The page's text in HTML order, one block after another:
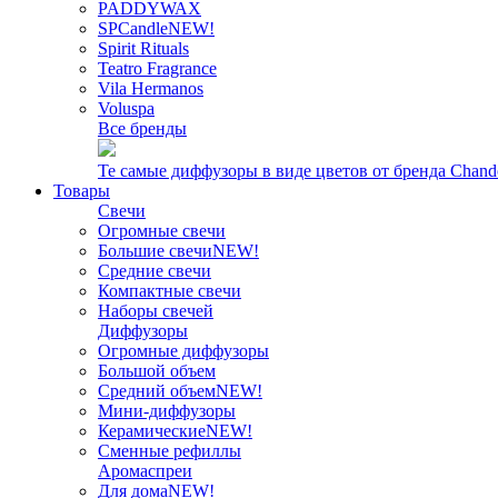
PADDYWAX
SPCandleNEW!
Spirit Rituals
Teatro Fragrance
Vila Hermanos
Voluspa
Все бренды
Те самые диффузоры в виде цветов от бренда
Товары
Свечи
Огромные свечи
Большие свечиNEW!
Средние свечи
Компактные свечи
Наборы свечей
Диффузоры
Огромные диффузоры
Большой объем
Средний объемNEW!
Мини-диффузоры
КерамическиеNEW!
Сменные рефиллы
Аромаспреи
Для домаNEW!